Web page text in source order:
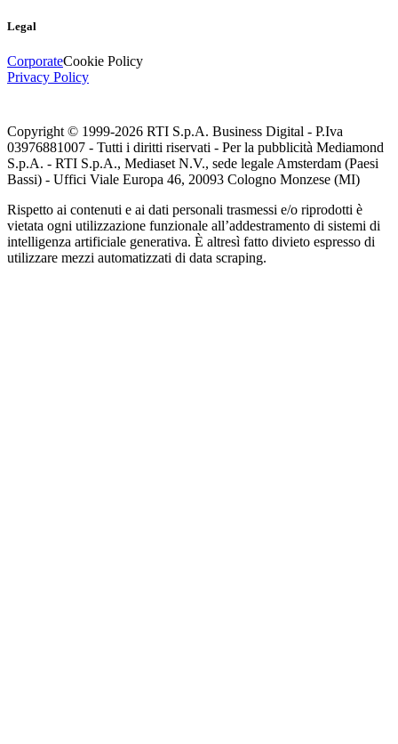
Legal
CorporateCookie Policy
Privacy Policy
Copyright © 1999-2026 RTI S.p.A. Business Digital - P.Iva
03976881007 - Tutti i diritti riservati - Per la pubblicità Mediamond
S.p.A. - RTI S.p.A., Mediaset N.V., sede legale Amsterdam (Paesi
Bassi) - Uffici Viale Europa 46, 20093 Cologno Monzese (MI)
Rispetto ai contenuti e ai dati personali trasmessi e/o riprodotti è
vietata ogni utilizzazione funzionale all’addestramento di sistemi di
intelligenza artificiale generativa. È altresì fatto divieto espresso di
utilizzare mezzi automatizzati di data scraping.